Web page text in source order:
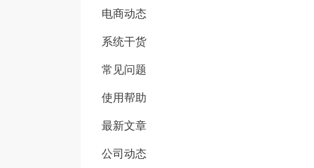
电商动态
系统干货
常见问题
使用帮助
最新文章
公司动态